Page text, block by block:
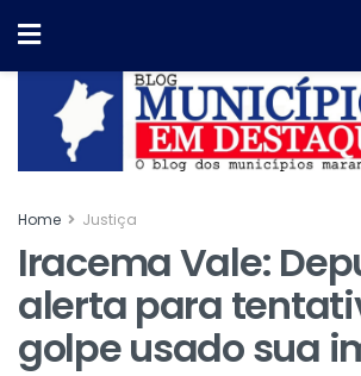
Home Justiça
Iracema Vale:
alerta para
golpe usado sua